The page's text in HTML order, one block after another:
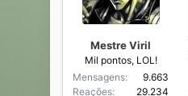
Mestre Viril
Mil pontos, LOL!
Mensagens
9.663
Reações
29.234